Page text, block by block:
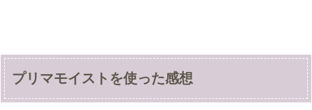
プリマモイストを使った感想